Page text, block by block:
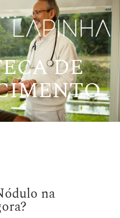
DE
na